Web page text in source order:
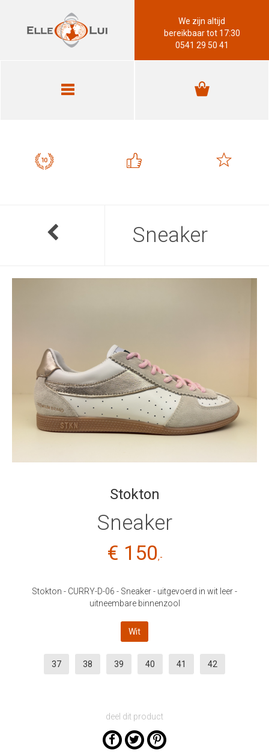
We zijn altijd
bereikbaar tot 17:30
0541 29 50 41
Sneaker
Stokton
Sneaker
€ 150,-
Stokton - CURRY-D-06 - Sneaker - uitgevoerd in wit leer -
uitneembare binnenzool
Wit
37 38 39 40 41 42
deel dit product